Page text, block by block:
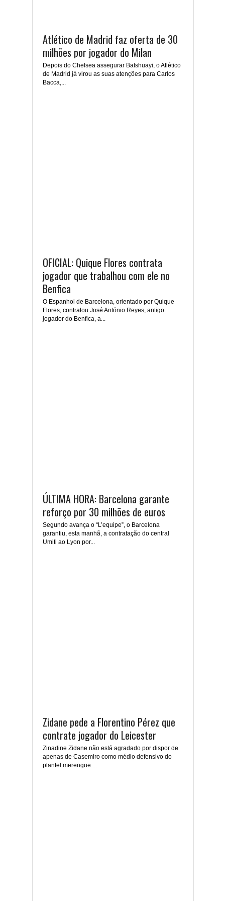
Atlético de Madrid faz oferta de 30
milhões por jogador do Milan
Depois do Chelsea assegurar Batshuayi, o Atlético
de Madrid já virou as suas atenções para Carlos
Bacca,...
OFICIAL: Quique Flores contrata
jogador que trabalhou com ele no
Benfica
O Espanhol de Barcelona, orientado por Quique
Flores, contratou José António Reyes, antigo
jogador do Benfica, a...
ÚLTIMA HORA: Barcelona garante
reforço por 30 milhões de euros
Segundo avança o “L’equipe”, o Barcelona
garantiu, esta manhã, a contratação do central
Umiti ao Lyon por...
Zidane pede a Florentino Pérez que
contrate jogador do Leicester
Zinadine Zidane não está agradado por dispor de
apenas de Casemiro como médio defensivo do
plantel merengue....